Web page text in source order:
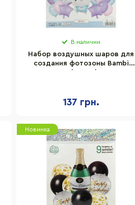
В наличии
Набор воздушных шаров для
создания фотозоны Bambi
137 грн.
Новинка